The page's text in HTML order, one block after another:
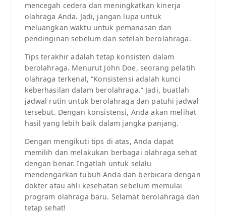
mencegah cedera dan meningkatkan kinerja
olahraga Anda. Jadi, jangan lupa untuk
meluangkan waktu untuk pemanasan dan
pendinginan sebelum dan setelah berolahraga.
Tips terakhir adalah tetap konsisten dalam
berolahraga. Menurut John Doe, seorang pelatih
olahraga terkenal, “Konsistensi adalah kunci
keberhasilan dalam berolahraga.” Jadi, buatlah
jadwal rutin untuk berolahraga dan patuhi jadwal
tersebut. Dengan konsistensi, Anda akan melihat
hasil yang lebih baik dalam jangka panjang.
Dengan mengikuti tips di atas, Anda dapat
memilih dan melakukan berbagai olahraga sehat
dengan benar. Ingatlah untuk selalu
mendengarkan tubuh Anda dan berbicara dengan
dokter atau ahli kesehatan sebelum memulai
program olahraga baru. Selamat berolahraga dan
tetap sehat!